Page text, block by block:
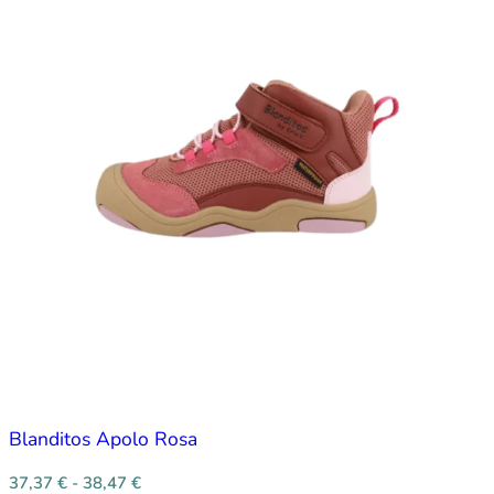
Blanditos Apolo Rosa
37,37 € - 38,47 €